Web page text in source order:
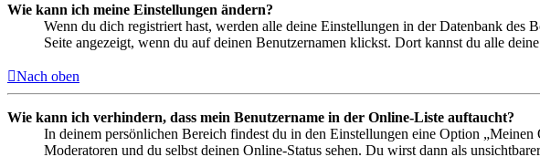
Wie kann ich meine Einstellungen ändern?
Wenn du dich registriert hast, werden alle deine Einstellungen in der Datenbank des
Seite angezeigt, wenn du auf deinen Benutzernamen klickst. Dort kannst du alle
Nach oben
Wie kann ich verhindern, dass mein Benutzername in der Online-Liste auftaucht?
In deinem persönlichen Bereich findest du in den Einstellungen eine Option
Moderatoren und du selbst deinen Online-Status sehen. Du wirst dann als